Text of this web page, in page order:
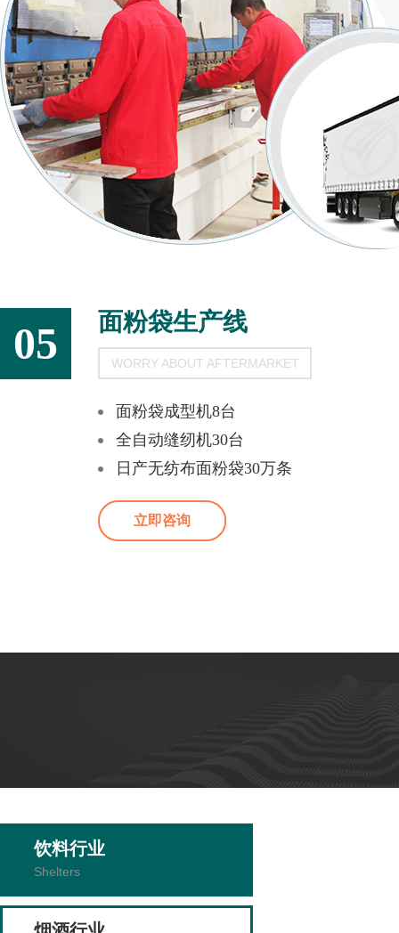
05 面粉袋生产线
WORRY ABOUT AFTERMARKET
面粉袋成型机8台
全自动缝纫机30台
日产无纺布面粉袋30万条
立即咨询
饮料行业
Shelters